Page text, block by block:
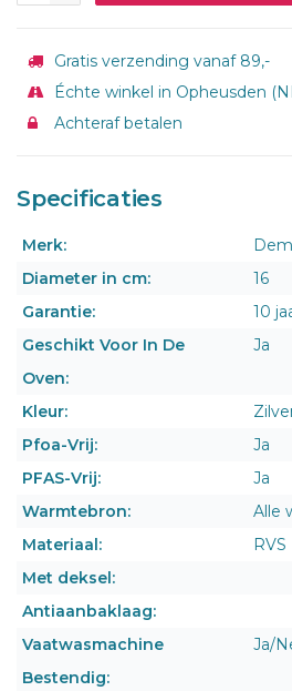
Gratis verzending vanaf 89,-
Échte winkel in Opheusden
Achteraf betalen
Specificaties
Merk:
Diameter in cm:
16
Garantie:
10
Geschikt Voor In De
Oven:
Ja
Kleur:
Pfoa-Vrij:
Ja
PFAS-Vrij:
Ja
Warmtebron:
Alle
Materiaal:
RVS
Met deksel:
Antiaanbaklaag:
Vaatwasmachine
Bestendig:
Ja/